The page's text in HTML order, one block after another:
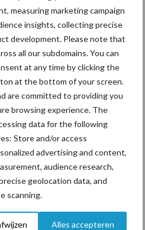
measuring marketing campaign
insights, collecting precise
development. Please note that
all our subdomains. You can
at any time by clicking the
at the bottom of your screen.
are committed to providing you
browsing experience. The
data for the following
Store and/or access
advertising and content,
audience research,
geolocation data, and
scanning.
Alles accepteren
Partner nieuws
ziet volume en
groeien in krimpende
markt
tips voor een
meer